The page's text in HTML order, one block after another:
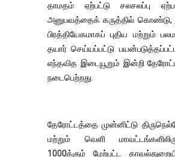
தாமதம் ஏற்பட்டு சலசலப்பு
அனுபவத்தைக் கருத்தில்
பிரத்தியேகமாகப் புதிய மற்றும்
தயார் செய்யப்பட்டு
எந்தவித இடையூறும் இன்றி
நடைபெற்றது.
தேரோட்டத்தை முன்னிட்டு
மற்றும் வெளி
1000க்கும் மேற்பட்ட